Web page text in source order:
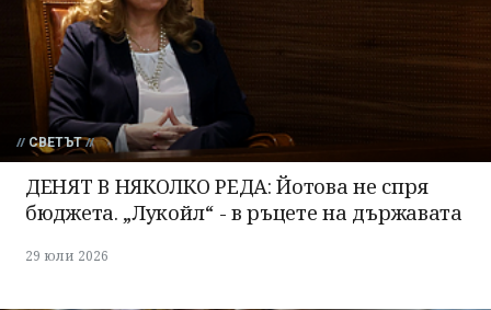
СВЕТЪТ
ДЕНЯТ В НЯКОЛКО РЕДА: Йотова не спря
бюджета. „Лукойл“ - в ръцете на държавата
29 юли 2026